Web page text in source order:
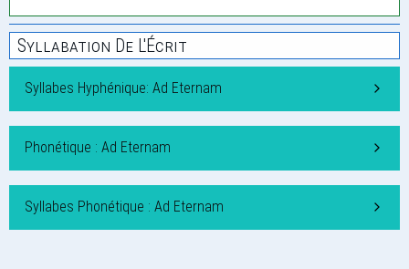
Syllabation De L'Écrit
Syllabes Hyphénique: Ad Eternam
Phonétique : Ad Eternam
Syllabes Phonétique : Ad Eternam